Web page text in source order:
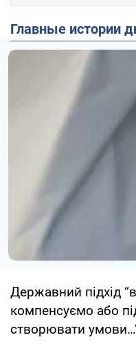
Главные истории
Державний підхід
компенсуємо або
створювати